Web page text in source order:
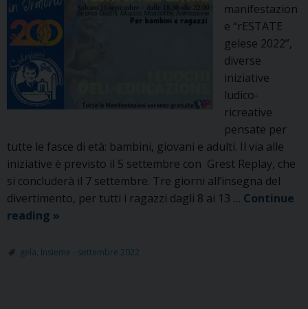
manifestazion
e “rESTATE
gelese 2022”,
diverse
iniziative
ludico-
ricreative
pensate per
tutte le fasce di età: bambini, giovani e adulti. Il via alle
iniziative è previsto il 5 settembre con Grest Replay, che
si concluderà il 7 settembre. Tre giorni all’insegna del
divertimento, per tutti i ragazzi dagli 8 ai 13 … Continue
reading Restate
in
»
gela Insieme - settembre 2022